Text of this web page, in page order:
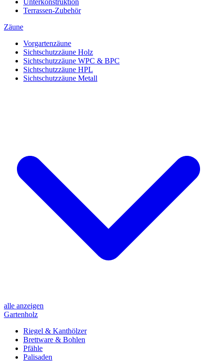
Unterkonstruktion
Terrassen-Zubehör
Zäune
Vorgartenzäune
Sichtschutzzäune Holz
Sichtschutzzäune WPC & BPC
Sichtschutzzäune HPL
Sichtschutzzäune Metall
alle anzeigen
Gartenholz
Riegel & Kanthölzer
Brettware & Bohlen
Pfähle
Palisaden